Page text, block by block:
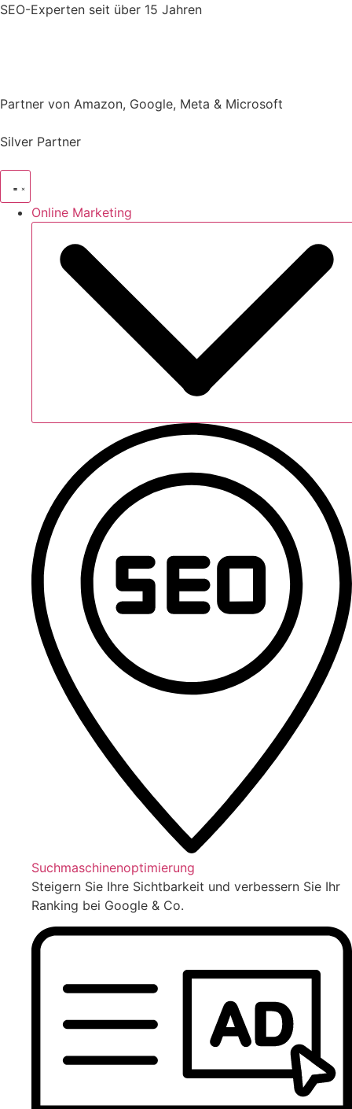
Zum
SEO-Experten seit über 15 Jahren
Partner von Amazon, Google, Meta & Microsoft
Silver Partner
Online Marketing
Suchmaschinenoptimierung
Steigern Sie Ihre Sichtbarkeit und verbessern Sie Ihr
Ranking bei Google & Co.